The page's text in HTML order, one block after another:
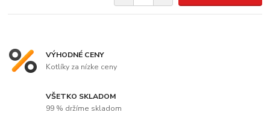
VÝHODNÉ CENY
Kotlíky za nízke ceny
VŠETKO SKLADOM
99 % držíme skladom